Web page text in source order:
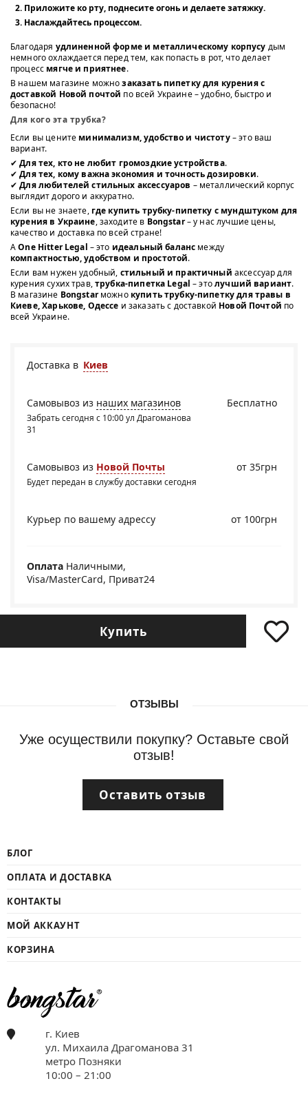
Приложите ко рту, поднесите огонь и делаете затяжку.
Наслаждайтесь процессом.
Благодаря удлиненной форме и металлическому корпусу дым
немного охлаждается перед тем, как попасть в рот, что делает
процесс мягче и приятнее.
В нашем магазине можнозаказать пипетку для курения с
доставкой Новой почтой по всей Украине – удобно, быстро и
безопасно!
Для кого эта трубка?
Если вы цените минимализм, удобство и чистоту– это ваш
вариант.
✔Для тех, кто не любит громоздкие устройства.
✔Для тех, кому важна экономия и точность дозировки.
✔Для любителей стильных аксессуаров – металлический корпус
выглядит дорого и аккуратно.
Если вы не знаете, где купить трубку-пипетку с мундштуком для
курения в Украине, заходите в Bongstar– у нас лучшие цены,
качество и доставка по всей стране!
АOne Hitter Legal – это идеальный баланс между
компактностью, удобством и простотой.
Если вам нужен удобный, стильный и практичный аксессуар для
курения сухих трав,трубка-пипетка Legal – этолучший вариант.
В магазине Bongstarможно купить трубку-пипетку для травы в
Киеве, Харькове, Одессе и заказать с доставкой Новой Почтой по
всей Украине.
Доставка в Киев
Бесплатно
Самовывоз из наших магазинов
Забрать сегодня с 10:00 ул Драгоманова
31
Самовывоз из Новой Почты
Будет передан в службу доставки сегодня
от 35грн
Курьер по вашему адрессу от 100грн
Оплата Наличными,
Visa/MasterCard, Приват24
Купить
ОТЗЫВЫ
Уже осуществили покупку? Оставьте свой
отзыв!
Оставить отзыв
БЛОГ
ОПЛАТА И ДОСТАВКА
КОНТАКТЫ
МОЙ АККАУНТ
КОРЗИНА
г. Киев
ул. Михаила Драгоманова 31
метро Позняки
10:00 – 21:00